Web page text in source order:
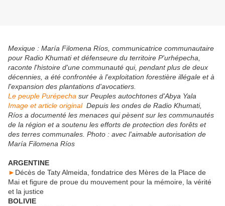
Mexique : María Filomena Ríos, communicatrice communautaire
pour Radio Khumati et défenseure du territoire P'urhépecha,
raconte l'histoire d'une communauté qui, pendant plus de deux
décennies, a été confrontée à l'exploitation forestière illégale et à
l'expansion des plantations d'avocatiers.
Le peuple Purépecha sur Peuples autochtones d'Abya Yala
Image et article original Depuis les ondes de Radio Khumati,
Ríos a documenté les menaces qui pèsent sur les communautés
de la région et a soutenu les efforts de protection des forêts et
des terres communales. Photo : avec l'aimable autorisation de
María Filomena Ríos
ARGENTINE
► Décès de Taty Almeida, fondatrice des Mères de la Place de
Mai et figure de proue du mouvement pour la mémoire, la vérité
et la justice
BOLIVIE